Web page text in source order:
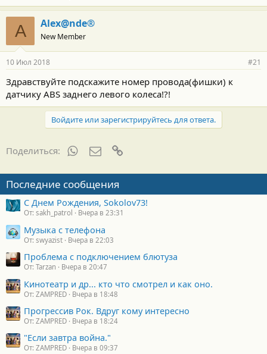
A Alex@nde®
New Member
10 Июл 2018 #21
Здравствуйте подскажите номер провода(фишки) к
датчику ABS заднего левого колеса!?!
Войдите или зарегистрируйтесь для ответа.
Поделиться: WhatsAppЭлектронная почта
Последние сообщения
С Днем Рождения, Sokolov73!
От: sakh_patrol Вчера в 23:31
Музыка с телефона
От: swyazist Вчера в 22:03
Проблема с подключением блютуза
От: Tarzan Вчера в 20:47
Кинотеатр и др... кто что смотрел и как оно.
От: ZAMPRED Вчера в 18:48
Прогрессив Рок. Вдруг кому интересно
От: ZAMPRED Вчера в 18:24
"Если завтра война."
От: ZAMPRED Вчера в 09:37